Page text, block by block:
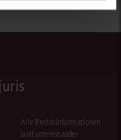
Alle Rechtsinformationen
sind untereinander